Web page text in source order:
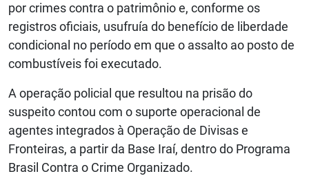
por crimes contra o patrimônio e, conforme os
registros oficiais, usufruía do benefício de liberdade
condicional no período em que o assalto ao posto de
combustíveis foi executado.
A operação policial que resultou na prisão do
suspeito contou com o suporte operacional de
agentes integrados à Operação de Divisas e
Fronteiras, a partir da Base Iraí, dentro do Programa
Brasil Contra o Crime Organizado.